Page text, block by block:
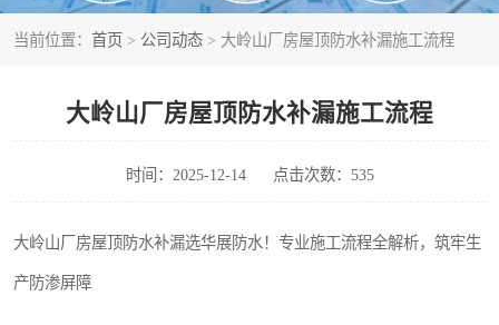
当前位置： 首页 > 公司动态 > 大岭山厂房屋顶防水补漏施工流程
大岭山厂房屋顶防水补漏施工流程
时间：2025-12-14 点击次数：535
大岭山厂房屋顶防水补漏选华展防水！专业施工流程全解析，筑牢生
产防渗屏障